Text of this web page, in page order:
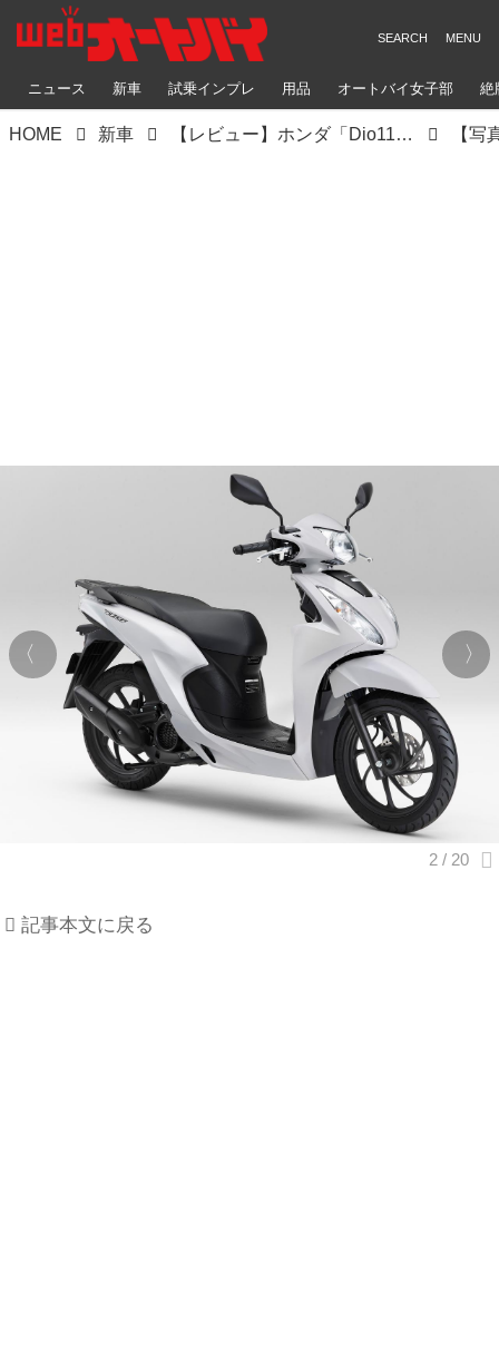
ニュース 新車 試乗インプレ 用品 オートバイ女子部 絶
HOME 新車 【レビュー】ホンダ「Dio110 Lite」インプレ｜国内初試乗！ 使い勝手の良さはそのまま！ 手頃な価格が魅力の新原付
記事本文に戻る